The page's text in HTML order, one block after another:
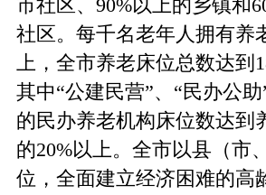
市社区、90%以上的乡镇和
社区。每千名老年人拥有养
上，全市养老床位总数达到
其中“公建民营”、“民办公
的民办养老机构床位数达到
的20%以上。全市以县（市
位，全面建立经济困难的高